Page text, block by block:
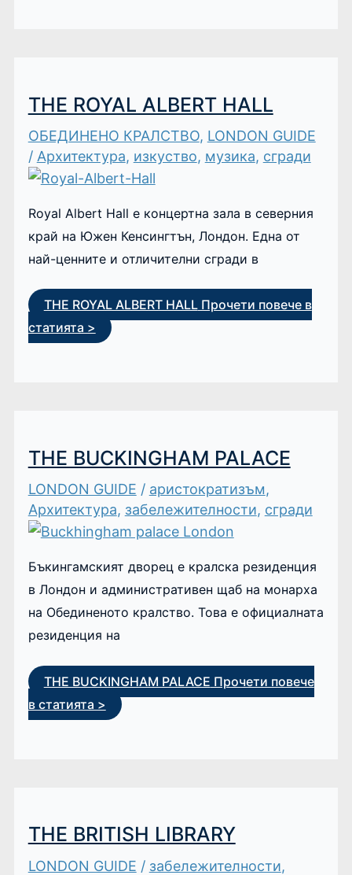
THE ROYAL ALBERT HALL
ОБЕДИНЕНО КРАЛСТВО, LONDON GUIDE
/ Архитектура, изкуство, музика, сгради
Royal Albert Hall е концертна зала в северния
край на Южен Кенсингтън, Лондон. Една от
най-ценните и отличителни сгради в
THE ROYAL ALBERT HALLПрочети повече в
статията >
THE BUCKINGHAM PALACE
LONDON GUIDE / аристократизъм,
Архитектура, забележителности, сгради
Бъкингамският дворец е кралска резиденция
в Лондон и административен щаб на монарха
на Обединеното кралство. Това е официалната
резиденция на
THE BUCKINGHAM PALACE Прочети повече
в статията >
THE BRITISH LIBRARY
LONDON GUIDE / забележителности,